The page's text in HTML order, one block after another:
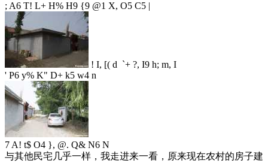
; A6 T! L+ H% H9 {9 @1 X, O5 C5 |
! I, [( d `+ ?, I9 h; m, I
' P6 y% K" D+ k5 w4 n
7 A! t$ O4 }, @. Q& N6 N
与其他民宅几乎一样，我走进来一看，原来现在农村的房子建